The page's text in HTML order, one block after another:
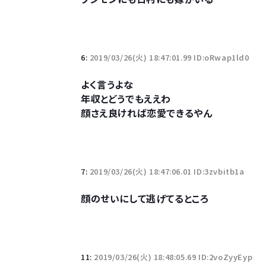
6: 2019/03/26(火) 18:47:01.99 ID:oRwap1ld0
よく言うよな
年収とどうでもええわ
顔さえ良ければ恋愛できるやん
7: 2019/03/26(火) 18:47:06.01 ID:3zvbitb1a
顔のせいにして逃げてるところ
11: 2019/03/26(火) 18:48:05.69 ID:2voZyyEyp